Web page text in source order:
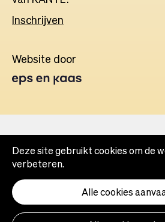
Inschrijven
Website door
in
tab
Deze site gebruikt cookies om de
verbeteren.
Alle cookies